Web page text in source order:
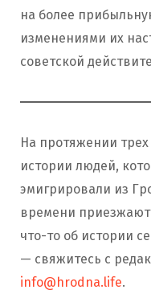
на более
изменениями их
советской
На протяжении
истории людей,
эмигрировали из
времени
что-то об истории
— свяжитесь с
info@hrodna.life.